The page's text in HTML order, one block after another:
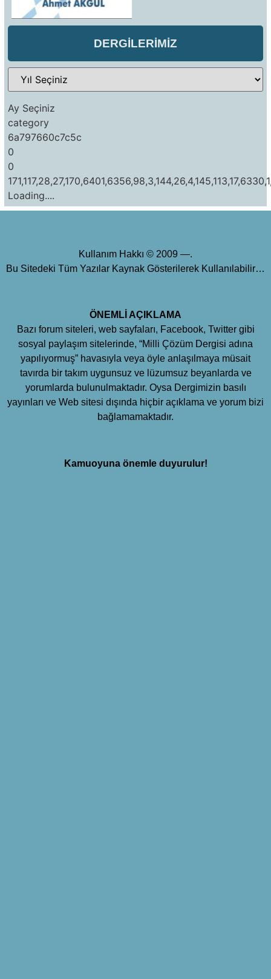
DERGİLERİMİZ
Ay Seçiniz
category
6a797660c7c5c
0
0
Loading....
Kullanım Hakkı © 2009 —.
Bu Sitedeki Tüm Yazılar Kaynak Gösterilerek Kullanılabilir…
ÖNEMLİ AÇIKLAMA
Bazı forum siteleri, web sayfaları, Facebook, Twitter gibi
sosyal paylaşım sitelerinde, “Milli Çözüm Dergisi adına
yapılıyormuş” havasıyla veya öyle anlaşılmaya müsait
tavırda bir takım uygunsuz ve lüzumsuz beyanlarda ve
yorumlarda bulunulmaktadır. Oysa Dergimizin basılı
yayınları ve Web sitesi dışında hiçbir açıklama ve yorum bizi
bağlamamaktadır.
Kamuoyuna önemle duyurulur!